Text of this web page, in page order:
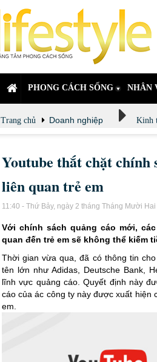
PHONG CÁCH SỐNG NHÂN
Trang chủ Doanh nghiệp Kinh
Youtube thắt chặt chính
liên quan trẻ em
11:40 - Thứ Bảy, ngày 2 tháng Tháng Mười
Với chính sách quảng cáo mới,
quan đến trẻ em sẽ không thể kiếm
Thời gian vừa qua, đã có thông tin
tên lớn như Adidas, Deutsche Bank,
lĩnh vực quảng cáo. Quyết định này
cáo của ác công ty này được xuất
em.